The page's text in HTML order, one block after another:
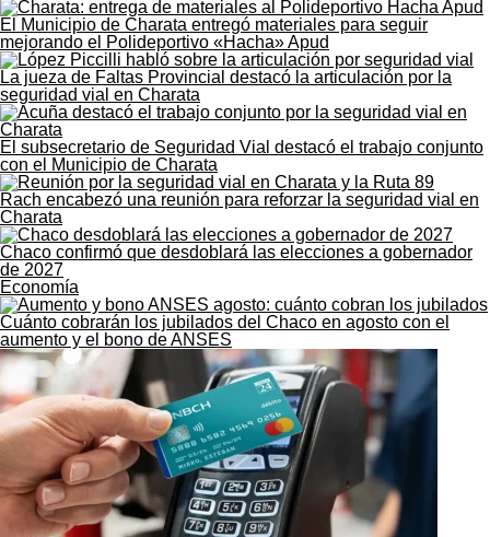
El Municipio de Charata entregó materiales para seguir
mejorando el Polideportivo «Hacha» Apud
La jueza de Faltas Provincial destacó la articulación por la
seguridad vial en Charata
El subsecretario de Seguridad Vial destacó el trabajo conjunto
con el Municipio de Charata
Rach encabezó una reunión para reforzar la seguridad vial en
Charata
Chaco confirmó que desdoblará las elecciones a gobernador
de 2027
Economía
Cuánto cobrarán los jubilados del Chaco en agosto con el
aumento y el bono de ANSES